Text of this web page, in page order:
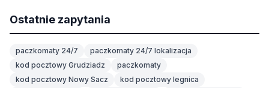
Ostatnie zapytania
paczkomaty 24/7
paczkomaty 24/7 lokalizacja
kod pocztowy Grudziadz
paczkomaty
kod pocztowy Nowy Sacz
kod pocztowy legnica